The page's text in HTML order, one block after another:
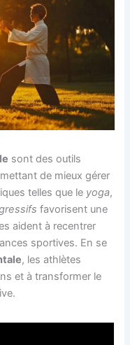
sont des outils
de mieux gérer
telles que le yoga,
favorisent une
aident à recentrer
sportives. En se
, les athlètes
et à transformer le